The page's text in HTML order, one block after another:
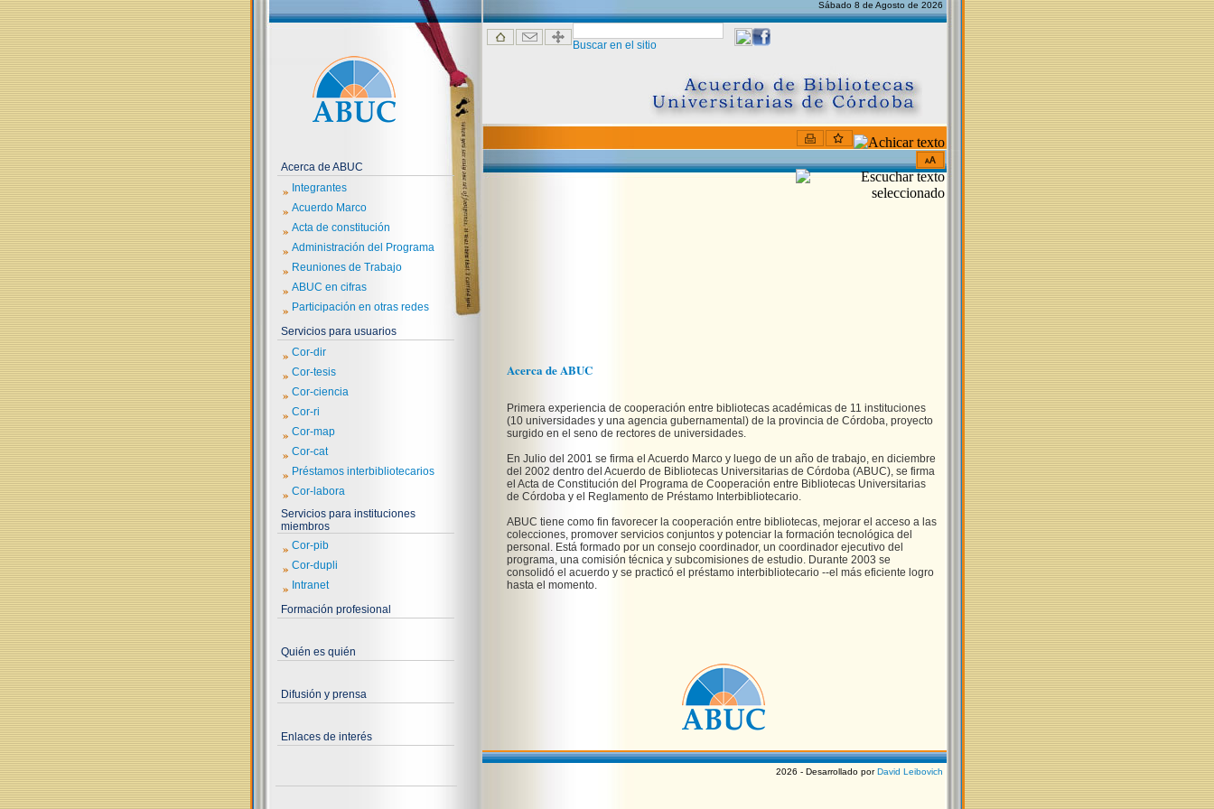
Acerca de ABUC
» Integrantes
» Acuerdo Marco
» Acta de constitución
» Administración del Programa
» Reuniones de Trabajo
» ABUC en cifras
» Participación en otras redes
Servicios para usuarios
» Cor-dir
» Cor-tesis
» Cor-ciencia
» Cor-ri
» Cor-map
» Cor-cat
» Préstamos interbibliotecarios
» Cor-labora
Servicios para instituciones
miembros
» Cor-pib
» Cor-dupli
» Intranet
Formación profesional
Quién es quién
Difusión y prensa
Enlaces de interés
Sábado 8 de Agosto de 2026
Buscar en el sitio
Acerca de ABUC
Primera experiencia de cooperación entre bibliotecas académicas de 11 instituciones
(10 universidades y una agencia gubernamental) de la provincia de Córdoba, proyecto
surgido en el seno de rectores de universidades.
En Julio del 2001 se firma el Acuerdo Marco y luego de un año de trabajo, en diciembre
del 2002 dentro del Acuerdo de Bibliotecas Universitarias de Córdoba (ABUC), se firma
el Acta de Constitución del Programa de Cooperación entre Bibliotecas Universitarias
de Córdoba y el Reglamento de Préstamo Interbibliotecario.
ABUC tiene como fin favorecer la cooperación entre bibliotecas, mejorar el acceso a las
colecciones, promover servicios conjuntos y potenciar la formación tecnológica del
personal. Está formado por un consejo coordinador, un coordinador ejecutivo del
programa, una comisión técnica y subcomisiones de estudio. Durante 2003 se
consolidó el acuerdo y se practicó el préstamo interbibliotecario --el más eficiente logro
hasta el momento.
2026 - Desarrollado porDavid Leibovich